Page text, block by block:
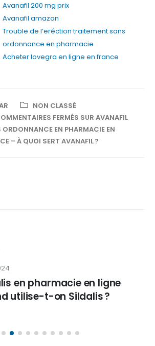
Avanafil 200 mg prix
Avanafil amazon
Trouble de l’eréction traitement sans
ordonnance en pharmacie
Acheter lovegra en ligne en france
NON CLASSÉ
FERMÉS SUR AVANAFIL
ORDONNANCE EN PHARMACIE EN
– À QUOI SERT AVANAFIL ?
en pharmacie en ligne
utilise-t-on Sildalis ?